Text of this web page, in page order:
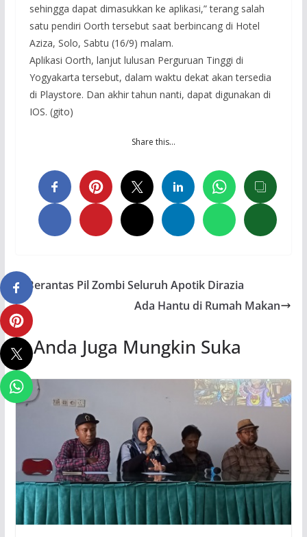
sehingga dapat dimasukkan ke aplikasi,” terang salah
satu pendiri Oorth tersebut saat berbincang di Hotel
Aziza, Solo, Sabtu (16/9) malam.
Aplikasi Oorth, lanjut lulusan Perguruan Tinggi di
Yogyakarta tersebut, dalam waktu dekat akan tersedia
di Playstore. Dan akhir tahun nanti, dapat digunakan di
IOS. (gito)
Share this…
Berantas Pil Zombi Seluruh Apotik Dirazia
Ada Hantu di Rumah Makan
Anda Juga Mungkin Suka